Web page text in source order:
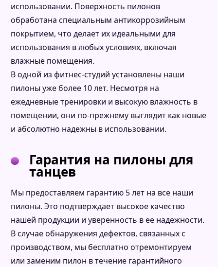
использовании. Поверхность пилонов
обработана специальным антикоррозийным
покрытием, что делает их идеальными для
использования в любых условиях, включая
влажные помещения.
В одной из фитнес-студий установлены наши
пилоны уже более 10 лет. Несмотря на
ежедневные тренировки и высокую влажность в
помещении, они по-прежнему выглядит как новые
и абсолютно надежны в использовании.
Гарантия на пилоны для
танцев
Мы предоставляем гарантию 5 лет на все наши
пилоны. Это подтверждает высокое качество
нашей продукции и уверенность в ее надежности.
В случае обнаружения дефектов, связанных с
производством, мы бесплатно отремонтируем
или заменим пилон в течение гарантийного